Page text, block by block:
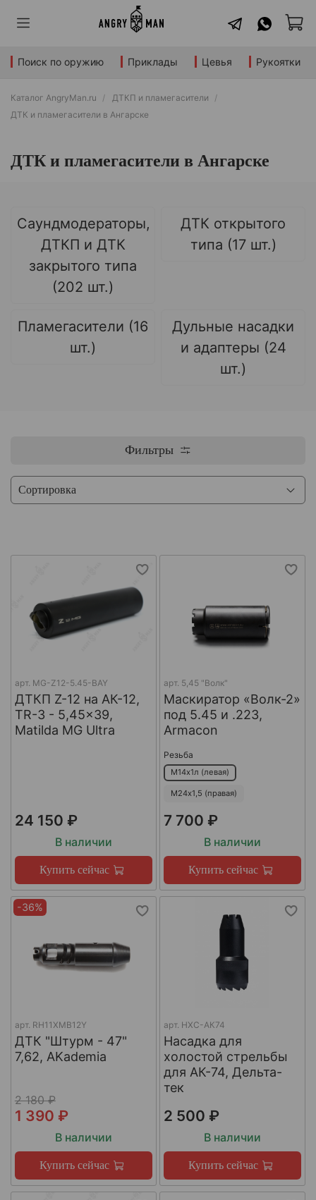
Поиск по оружию Приклады Цевья Рукоятки
Каталог AngryMan.ru
ДТКП и пламегасители
ДТК и пламегасители в Ангарске
ДТК и пламегасители в Ангарске
Саундмодераторы,
ДТКП и ДТК
закрытого типа
(202 шт.)
ДТК открытого
типа (17 шт.)
Пламегасители (16
шт.)
Дульные насадки
и адаптеры (24
шт.)
Фильтры
арт. MG-Z12-5.45-BAY
ДТКП Z-12 на АК-12,
TR-3 - 5,45x39,
Matilda MG Ultra
24 150 ₽
В наличии
Купить сейчас
арт. 5,45 "Волк"
Маскиратор «Волк-2»
под 5.45 и .223,
Armacon
Резьба
М14х1л (левая)
М24х1,5 (правая)
7 700 ₽
В наличии
Купить сейчас
-36%
арт. RH11XMB12Y
ДТК "Штурм - 47"
7,62, AKademia
2 180 ₽
1 390 ₽
В наличии
Купить сейчас
арт. НХС-АК74
Насадка для
холостой стрельбы
для АК-74, Дельта-
тек
2 500 ₽
В наличии
Купить сейчас